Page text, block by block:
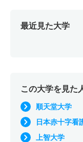
最近見た大学
この大学を見た
順天堂大学
日本赤十字看
上智大学